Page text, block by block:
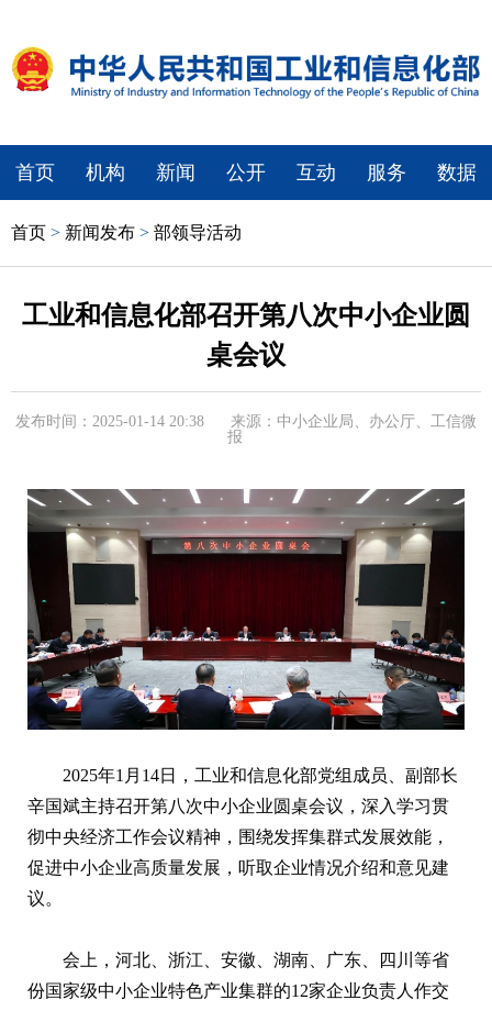
首页 机构 新闻 公开 互动 服务 数据
首页 > 新闻发布 > 部领导活动
工业和信息化部召开第八次中小企业圆
桌会议
发布时间：2025-01-14 20:38
来源：中小企业局、办公厅、工信微
报
2025年1月14日，工业和信息化部党组成员、副部长
辛国斌主持召开第八次中小企业圆桌会议，深入学习贯
彻中央经济工作会议精神，围绕发挥集群式发展效能，
促进中小企业高质量发展，听取企业情况介绍和意见建
议。
会上，河北、浙江、安徽、湖南、广东、四川等省
份国家级中小企业特色产业集群的12家企业负责人作交